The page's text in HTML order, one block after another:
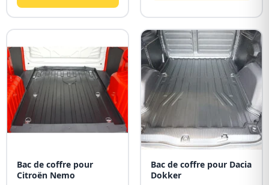
Bac de coffre pour
Citroën Nemo
Bac de coffre pour Dacia
Dokker